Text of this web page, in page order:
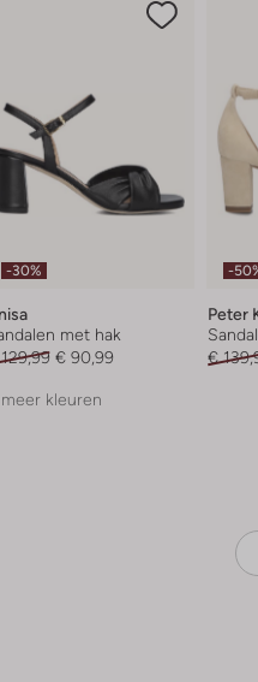
-30%
met hak
€ 90,99
kleuren
-
Peter
€